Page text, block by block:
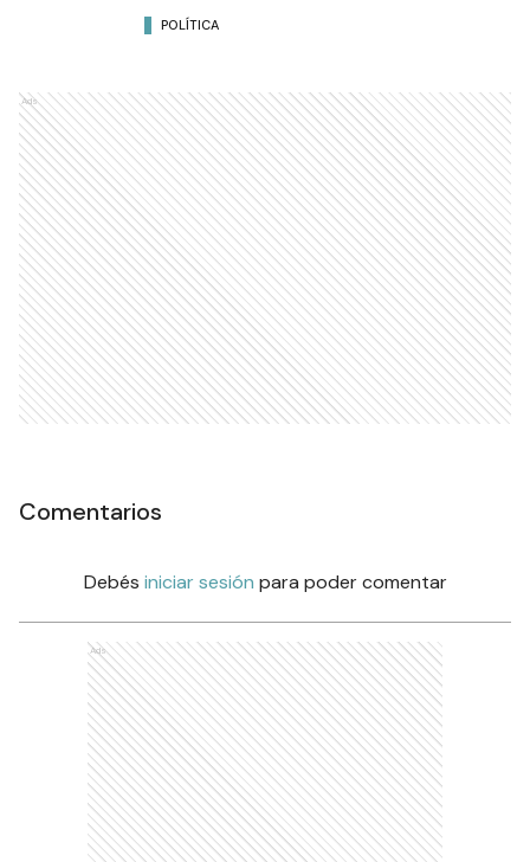
POLÍTICA
Ads
Comentarios
Debés iniciar sesión para poder comentar
Ads